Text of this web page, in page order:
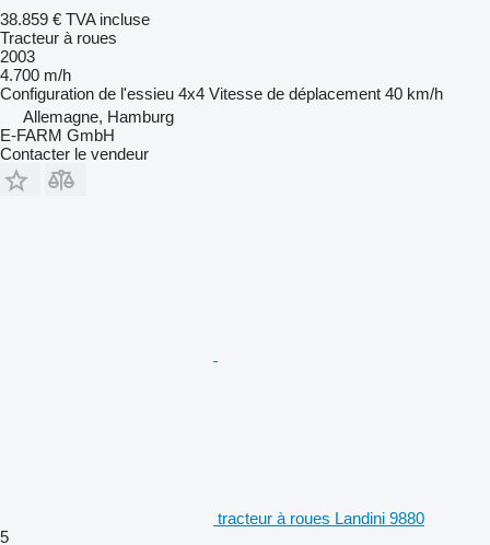
38.859 € TVA incluse
Tracteur à roues
2003
4.700 m/h
Configuration de l'essieu 4x4 Vitesse de déplacement 40 km/h
Allemagne, Hamburg
E-FARM GmbH
Contacter le vendeur
tracteur à roues Landini 9880
5